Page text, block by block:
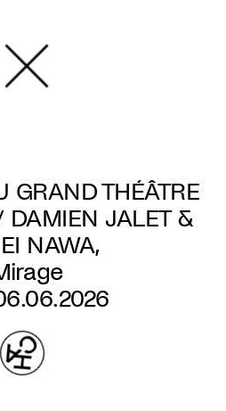
GRAND THÉÂTRE
DAMIEN JALET &
NAWA,